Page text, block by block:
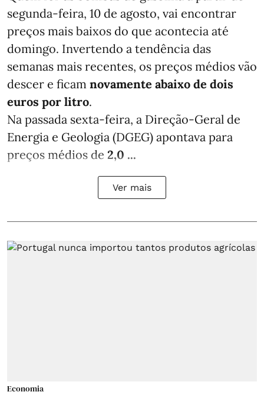
segunda-feira, 10 de agosto, vai encontrar
preços mais baixos do que acontecia até
domingo. Invertendo a tendência das
semanas mais recentes, os preços médios vão
descer e ficam novamente abaixo de dois
euros por litro.
Na passada sexta-feira, a Direção-Geral de
Energia e Geologia (DGEG) apontava para
preços médios de 2,0 ...
Ver mais
Economia